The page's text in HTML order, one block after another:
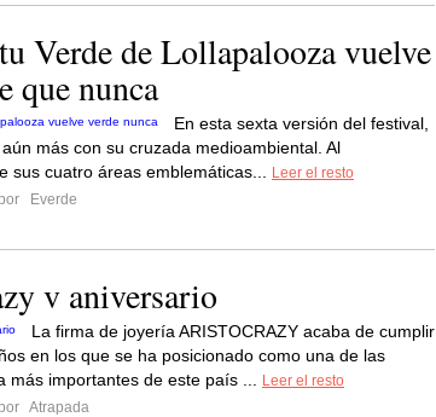
Verde de Lollapalooza vuelve
que nunca
En esta sexta versión del festival,
más con su cruzada medioambiental. Al
sus cuatro áreas emblemáticas...
Leer el resto
Everde
v aniversario
La firma de joyería ARISTOCRAZY acaba de cumplir
en los que se ha posicionado como una de las
más importantes de este país ...
Leer el resto
Atrapada